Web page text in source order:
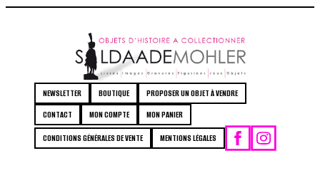
NEWSLETTER BOUTIQUE
PROPOSER UN OBJET À VENDRE
CONTACT
MON COMPTE MON PANIER
CONDITIONS GÉNÉRALES DE VENTE MENTIONS LÉGALES